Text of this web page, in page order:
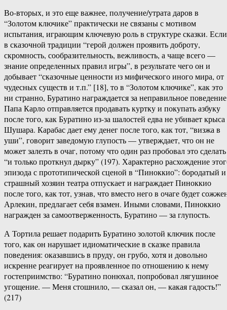
Во-вторых, и это еще важнее, получение/утрата даров в
“Золотом ключике” практически не связаны с мотивом
испытания, играющим ключевую роль в структуре сказки. Если
в сказочной традиции “герой должен проявить доброту,
скромность, сообразительность, вежливость, а чаще всего —
знание определенных правил игры”, в результате чего он и
добывает “сказочные ценности из мифического иного мира, от
чудесных существ и т.п.” [18], то в “Золотом ключике”, как это
ни странно, Буратино награждается за неправильное
Папа Карло отправляется продавать куртку и покупать азбуку
после того, как Буратино из-за шалостей едва не убивает крыса
Шушара. Карабас дает ему денег после того, как тот, “визжа в
уши”, говорит заведомую глупость — утверждает, что он не
может залезть в очаг, потому что один раз пробовал это сделать
“и только проткнул дырку” (197). Характерно расхождение
эпизода с прототипической сценой в “Пиноккио”: бородатый и
страшный хозяин театра отпускает и награждает Пиноккио
после того, как тот, узнав, что вместо него в очаге будет
Арлекин, предлагает себя взамен. Иными словами, Пиноккио
награжден за самоотверженность, Буратино — за глупость.
А Тортила решает подарить Буратино золотой ключик после
того, как он нарушает идиоматические в сказке правила
поведения: оказавшись в пруду, он грубо, хотя и довольно
искренне реагирует на проявленное по отношению к нему
гостеприимство: “Буратино понюхал, попробовал лягушиное
угощение. — Меня стошнило, — сказал он, — какая гадость!”
(217)